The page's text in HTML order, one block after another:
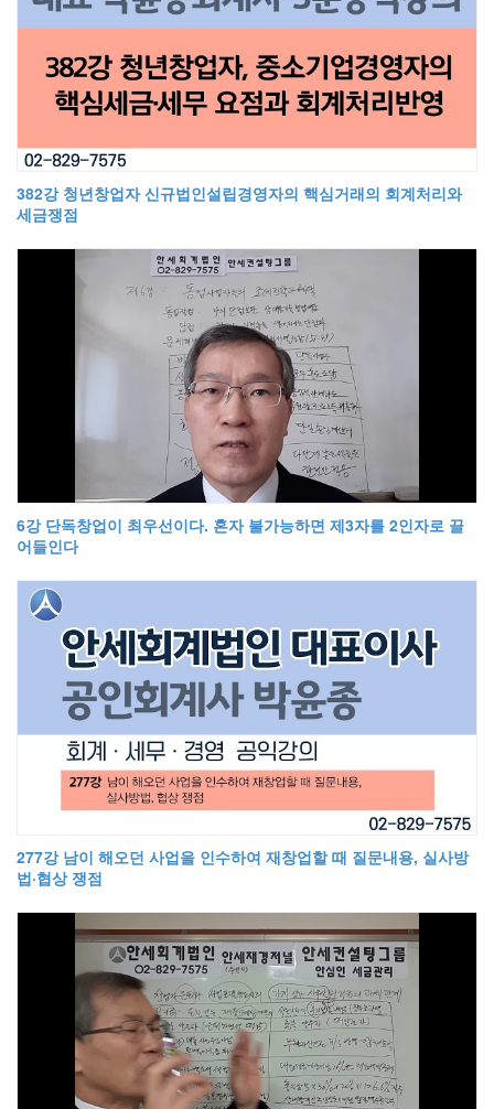
382강 청년창업자 신규법인설립경영자의 핵심거래의 회계처리와
세금쟁점
6강 단독창업이 최우선이다. 혼자 불가능하면 제3자를 2인자로 끌
어들인다
277강 남이 해오던 사업을 인수하여 재창업할 때 질문내용, 실사방
법·협상 쟁점